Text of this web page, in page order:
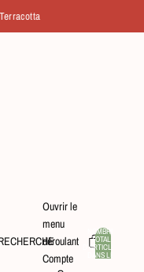
Ouvrir le
menu
déroulant
Compte
NOMBRE
TOTAL
D’ARTICLES
DANS LE